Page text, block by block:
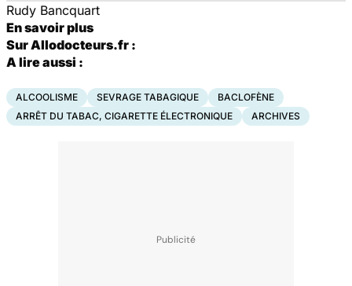
Rudy Bancquart
En savoir plus
Sur Allodocteurs.fr :
A lire aussi :
ALCOOLISME SEVRAGE TABAGIQUE
BACLOFÈNE
ARRÊT DU TABAC, CIGARETTE ÉLECTRONIQUE
ARCHIVES